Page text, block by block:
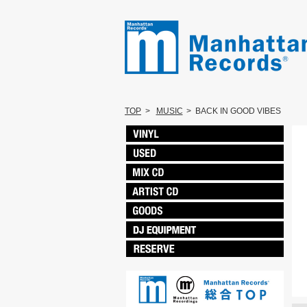
TOP > MUSIC > BACK IN GOOD VIBES